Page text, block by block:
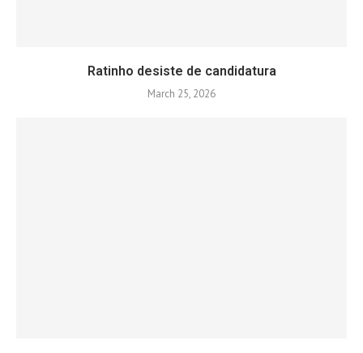
Ratinho desiste de candidatura
March 25, 2026